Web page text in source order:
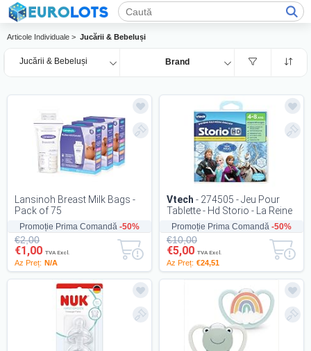
Articole Individuale > Jucării & Bebeluși
Jucării & Bebeluși Brand
Promoție Prima Comandă -50%
Lansinoh Breast Milk Bags -
Pack of 75
€2,00
€1,00 TVA Excl.
Az Preț: N/A
Promoție Prima Comandă -50%
Vtech - 274505 - Jeu Pour
Tablette - Hd Storio - La Reine
Des Neiges
€10,00
€5,00 TVA Excl.
Az Preț: €24,51